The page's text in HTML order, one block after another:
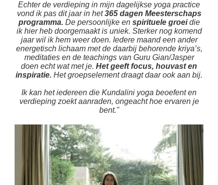
Echter de verdieping in mijn dagelijkse yoga practice
vond ik pas dit jaar in het365 dagen Meesterschaps
programma. De persoonlijke en spirituele groeidie
ik hier heb doorgemaakt is uniek. Sterker nog komend
jaar wil ik hem weer doen. Iedere maand een ander
energetisch lichaam met de daarbij behorende kriya’s,
meditaties en de teachings van Guru Gian/Jasper
doen echt wat met je. Het geeft focus, houvast en
inspiratie. Het groepselement draagt daar ook aan bij.
Ik kan het iedereen die Kundalini yoga beoefent en
verdieping zoekt aanraden, ongeacht hoe ervaren je
bent."